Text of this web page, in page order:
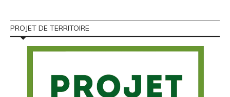
PROJET DE TERRITOIRE